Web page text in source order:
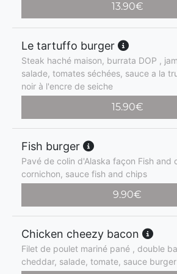
13.90€
Le tartuffo burger
Steak haché maison, burrata DOP ,
salade, tomates séchées, sauce a la
noir à l'encre de seiche
15.90€
Fish burger
Pavé de colin d'Alaska façon Fish and
cornichon, sauce fish and chips
9.90€
Chicken cheezy bacon
Filet de poulet mariné pané , double
cheddar, salade, tomate, sauce burger